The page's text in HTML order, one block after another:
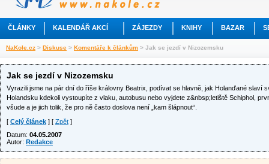
ČLÁNKY KALENDÁŘ AKCÍ ZÁJEZDY KNIHY BAZAR
NaKole.cz > Diskuse > Komentáře k článkům > Jak se jezdí v Nizozemsku
Jak se jezdí v Nizozemsku
Vyrazili jsme na pár dní do říše královny Beatrix, podívat se hlavně, jak Holanďané slaví
Holandsku kdekoli vystoupíte z vlaku, autobusu nebo vyjdete z&nbsp;letiště Schiphol,
všude a je jich tolik, že pro ně často doslova není „kam šlápnout“.
[ Celý článek ] [ Zpět ]
Datum: 04.05.2007
Autor: Redakce